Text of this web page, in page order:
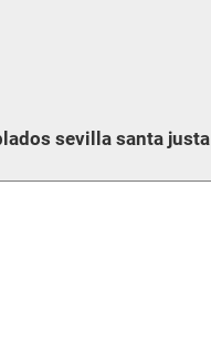
sevilla santa justa